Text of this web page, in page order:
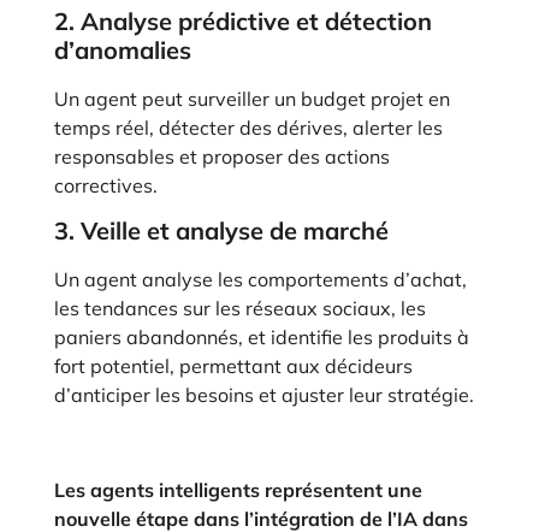
2. Analyse prédictive et détection
d’anomalies
Un agent peut surveiller un budget projet en
temps réel, détecter des dérives, alerter les
responsables et proposer des actions
correctives.
3. Veille et analyse de marché
Un agent analyse les comportements d’achat,
les tendances sur les réseaux sociaux, les
paniers abandonnés, et identifie les produits à
fort potentiel, permettant aux décideurs
d’anticiper les besoins et ajuster leur stratégie.
Les agents intelligents représentent une
nouvelle étape dans l’intégration de l’IA dans